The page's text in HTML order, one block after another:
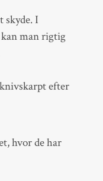
skyde. I
man rigtig
efter
hvor de har